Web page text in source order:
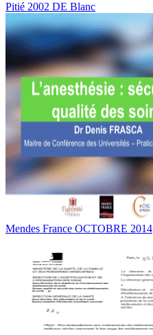
Pitié 2002 DE Blanc
Mendes France OCTOBRE 2014